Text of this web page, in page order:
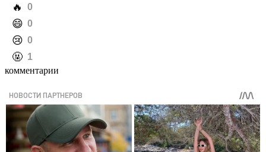
️🔥 0
️😄 0
️😢 0
️🤬 1
комментарии